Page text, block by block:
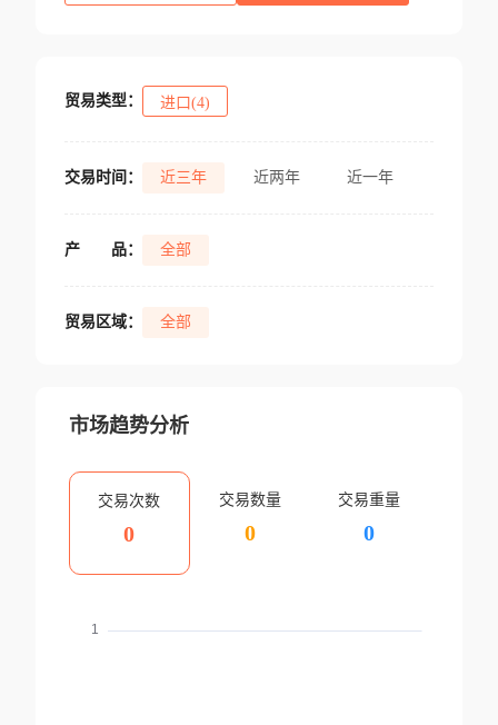
贸易类型： 进口(4)
交易时间： 近三年 近两年 近一年
产 品： 全部
贸易区域： 全部
市场趋势分析
交易次数
0
交易数量
0
交易重量
0